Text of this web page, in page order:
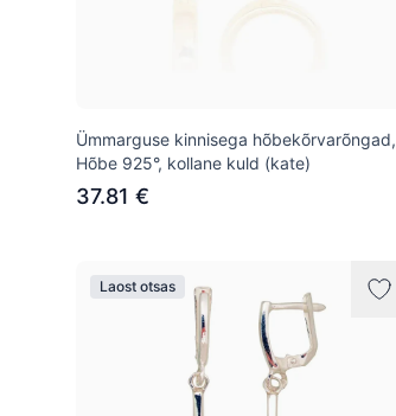
Ümmarguse kinnisega hõbekõrvarõngad,
Hõbe 925°, kollane kuld (kate)
37.81 €
Laost otsas